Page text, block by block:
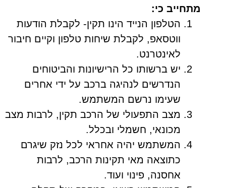
מתחייב כי:
הטלפון הנייד הינו תקין- לקבלת הודעות
ווטסאפ, לקבלת שיחות טלפון וקיים חיבור
לאינטרנט.
יש ברשותו כל הרישיונות והביטוחים
הנדרשים לנהיגה ברכב על ידי אחרים
שעימו נרשם המשתמש.
מצב התפעולי של הרכב תקין, לרבות מצב
מכונאי, חשמלי ובכלל.
המשתמש יהיה אחראי לכל נזק שיגרם
כתוצאה מאי תקינות הרכב, לרבות
אחסנה, פינוי ועוד.